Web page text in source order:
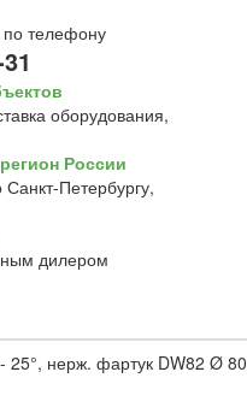
телефону
оборудования,
России
Петербургу,
дилером
25°, нерж. фартук DW82 Ø 80